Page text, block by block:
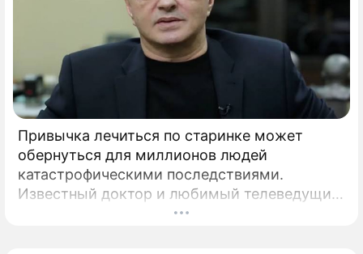
Привычка лечиться по старинке может
обернуться для миллионов людей
катастрофическими последствиями.
Известный доктор и любимый телеведущий
миллионов Александр Мясников обратил